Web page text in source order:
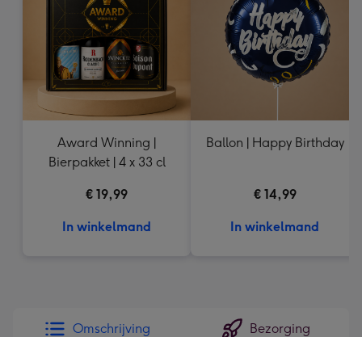
Award Winning |
Bierpakket | 4 x 33 cl
€ 19,99
In winkelmand
Ballon | Happy Birthday
€ 14,99
In winkelmand
Omschrijving Bezorging